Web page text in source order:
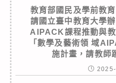
教育部國民及學前教
請國立臺中教育大學
AIPACK課程推動與
「數學及藝術領 域
施計畫，請教師